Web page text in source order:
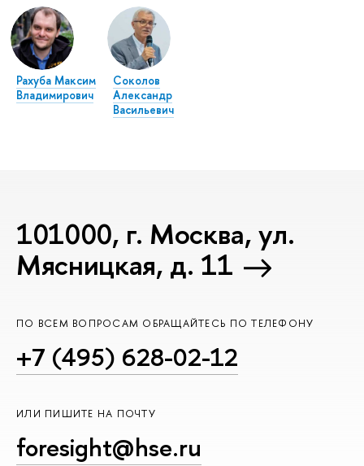
Рахуба Максим
Владимирович
Соколов
Александр
Васильевич
101000, г. Москва, ул.
Мясницкая, д. 11
ПО ВСЕМ ВОПРОСАМ ОБРАЩАЙТЕСЬ ПО ТЕЛЕФОНУ
+7 (495) 628-02-12
ИЛИ ПИШИТЕ НА ПОЧТУ
foresight@hse.ru